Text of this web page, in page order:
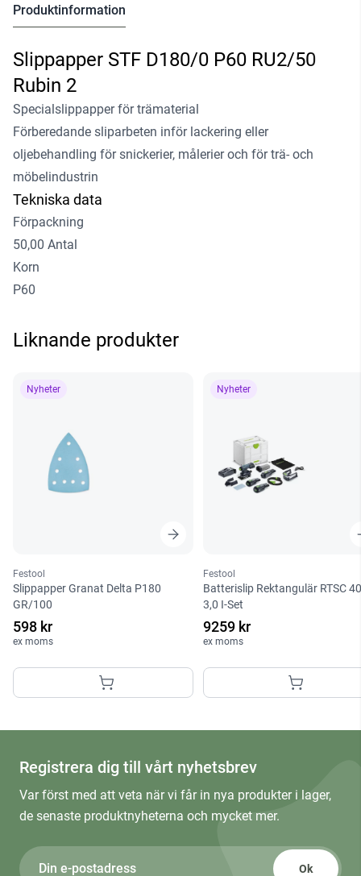
Produktinformation
Slippapper STF D180/0 P60 RU2/50
Rubin 2
Specialslippapper för trämaterial
Förberedande sliparbeten inför lackering eller
oljebehandling för snickerier, målerier och för trä- och
möbelindustrin
Tekniska data
Förpackning
50,00 Antal
Korn
P60
Liknande produkter
Nyheter
Festool
Slippapper Granat Delta P180
GR/100
598 kr
ex moms
Nyheter
Festool
Batterislip Rektangulär RTSC
3,0 I-Set
9259 kr
ex moms
Registrera dig till vårt nyhetsbrev
Var först med att veta när vi får in nya produkter i lager,
de senaste produktnyheterna och mycket mer.
Ok